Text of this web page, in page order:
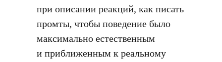
при описании реакций, как писать
промты, чтобы поведение было
максимально естественным
и приближенным к реальному